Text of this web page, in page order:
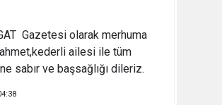
Gazetesi olarak merhuma
ailesi ile tüm
sabır ve başsağlığı dileriz.